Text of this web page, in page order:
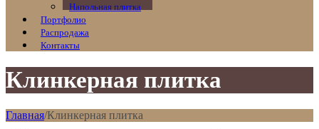
Напольная плитка
Портфолио
Распродажа
Контакты
Клинкерная плитка
Главная/Клинкерная плитка